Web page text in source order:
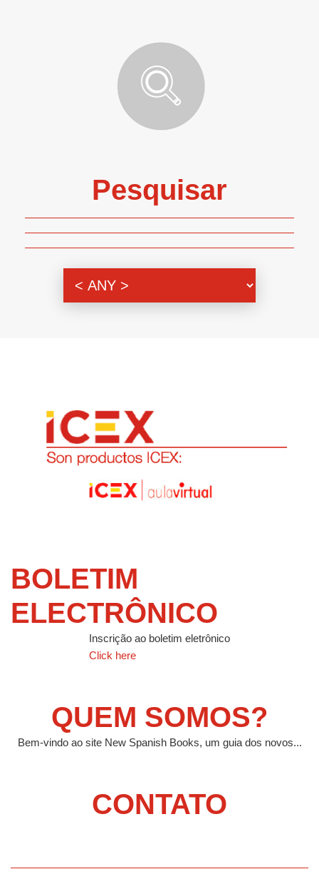
Pesquisar
BOLETIM
ELECTRÔNICO
Inscrição ao boletim eletrônico
Click here
QUEM SOMOS?
Bem-vindo ao site New Spanish Books, um guia dos novos...
CONTATO